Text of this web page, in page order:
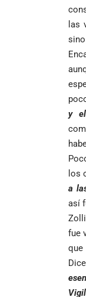
las
y el
los
a
así
fue
que
Jesús
Álzate,
sacerdote
Diócesis de
Girardota,
de Yolombo